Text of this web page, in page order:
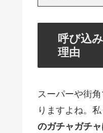
呼び込
理由
スーパーや街
りますよね。
のガチャガチ